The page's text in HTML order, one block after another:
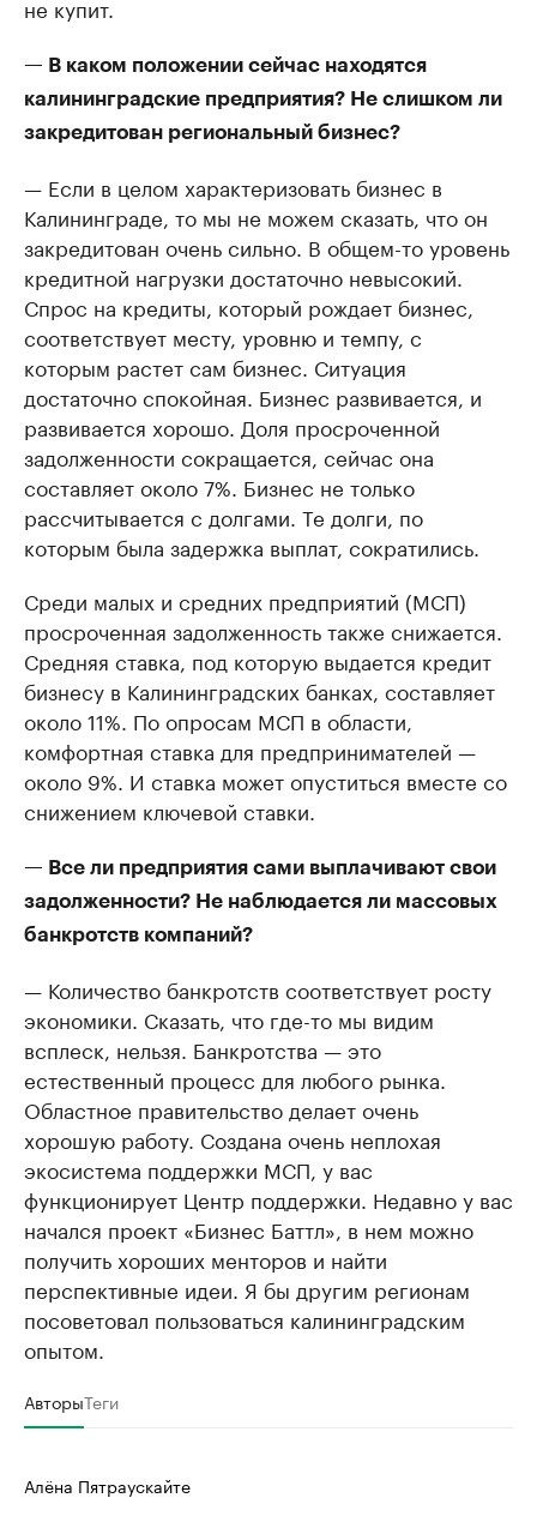
не купит.
— В каком положении сейчас находятся
калининградские предприятия? Не слишком ли
закредитован региональный бизнес?
— Если в целом характеризовать бизнес в
Калининграде, то мы не можем сказать, что он
закредитован очень сильно. В общем-то уровень
кредитной нагрузки достаточно невысокий.
Спрос на кредиты, который рождает бизнес,
соответствует месту, уровню и темпу, с
которым растет сам бизнес. Ситуация
достаточно спокойная. Бизнес развивается, и
развивается хорошо. Доля просроченной
задолженности сокращается, сейчас она
составляет около 7%. Бизнес не только
рассчитывается с долгами. Те долги, по
которым была задержка выплат, сократились.
Среди малых и средних предприятий (МСП)
просроченная задолженность также снижается.
Средняя ставка, под которую выдается кредит
бизнесу в Калининградских банках, составляет
около 11%. По опросам МСП в области,
комфортная ставка для предпринимателей —
около 9%. И ставка может опуститься вместе со
снижением ключевой ставки.
— Все ли предприятия сами выплачивают свои
задолженности? Не наблюдается ли массовых
банкротств компаний?
— Количество банкротств соответствует росту
экономики. Сказать, что где-то мы видим
всплеск, нельзя. Банкротства — это
естественный процесс для любого рынка.
Областное правительство делает очень
хорошую работу. Создана очень неплохая
экосистема поддержки МСП, у вас
функционирует Центр поддержки. Недавно у вас
начался проект «Бизнес Баттл», в нем можно
получить хороших менторов и найти
перспективные идеи. Я бы другим регионам
посоветовал пользоваться калининградским
опытом.
АвторыТеги
Алёна Пятраускайте